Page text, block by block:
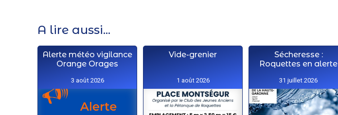
A lire aussi...
Alerte météo vigilance
Orange Orages
3 août 2026
Vide-grenier
1 août 2026
Sécheresse :
Roquettes en alerte
31 juillet 2026